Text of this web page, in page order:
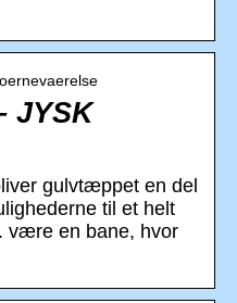
JYSK
gulvtæppet en del
til et helt
være en bane, hvor